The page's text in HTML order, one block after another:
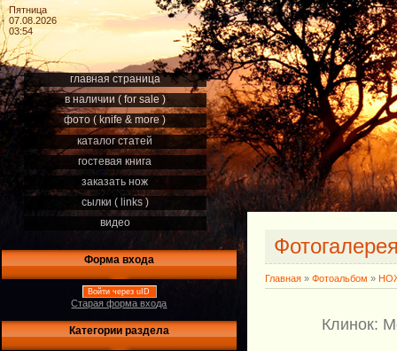
Пятница
07.08.2026
03:54
главная страница
в наличии ( for sale )
фото ( knife & more )
каталог статей
гостевая книга
заказать нож
сылки ( links )
видео
Форма входа
Войти через uID
Старая форма входа
Категории раздела
Главная » Фотоальбом »
Клинок: